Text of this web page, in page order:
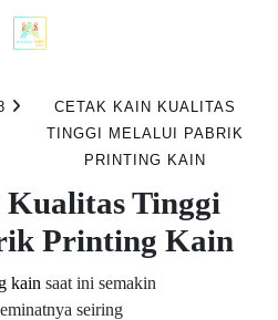
CETAK KAIN KUALITAS
TINGGI MELALUI PABRIK
PRINTING KAIN
Tinggi
Printing Kain
kain saat ini semakin
seiring